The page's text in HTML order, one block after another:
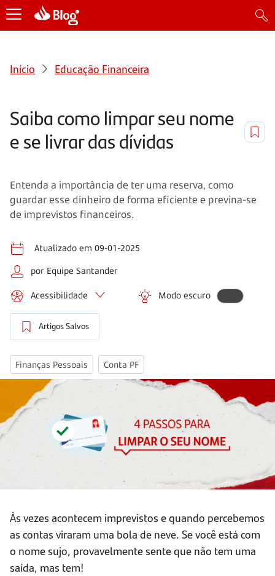
Início Educação Financeira
Saiba como limpar seu nome
e se livrar das dívidas
Entenda a importância de ter uma reserva, como
guardar esse dinheiro de forma eficiente e previna-se
de imprevistos financeiros.
Atualizado em 09-01-2025
por Equipe Santander
Acessibilidade Modo escuro
Artigos Salvos
Finanças Pessoais Conta PF
Às vezes acontecem imprevistos e quando percebemos
as contas viraram uma bola de neve. Se você está com
o nome sujo, provavelmente sente que não tem uma
saída, mas tem!